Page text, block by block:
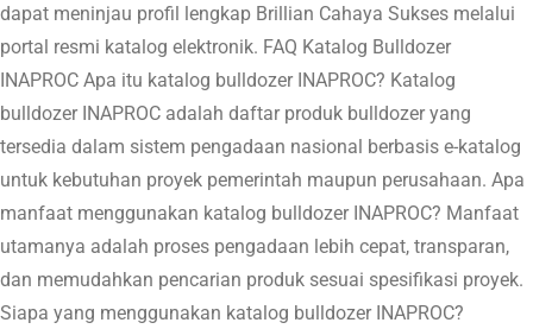
dapat meninjau profil lengkap Brillian Cahaya Sukses melalui
portal resmi katalog elektronik. FAQ Katalog Bulldozer
INAPROC Apa itu katalog bulldozer INAPROC? Katalog
bulldozer INAPROC adalah daftar produk bulldozer yang
tersedia dalam sistem pengadaan nasional berbasis e-katalog
untuk kebutuhan proyek pemerintah maupun perusahaan. Apa
manfaat menggunakan katalog bulldozer INAPROC? Manfaat
utamanya adalah proses pengadaan lebih cepat, transparan,
dan memudahkan pencarian produk sesuai spesifikasi proyek.
Siapa yang menggunakan katalog bulldozer INAPROC?